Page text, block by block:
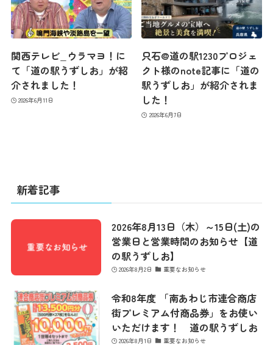
最新情報
コンセプト
関西テレビ_ウラマヨ！に
て「道の駅うずしお」が紹
介されました！
2026年6月11日
只石@道の駅1230プロジェ
クト様のnote記事に「道の
駅うずしお」が紹介されま
した！
2026年6月7日
新着記事
2026年8月13日（木）～15日(土)の
営業日と営業時間のお知らせ【道
の駅うずしお】
2026年8月2日 重要なお知らせ
令和8年度 「南あわじ市連合商店
街プレミアム付商品券」をお使い
いただけます！ 道の駅うずしお
2026年8月1日 重要なお知らせ